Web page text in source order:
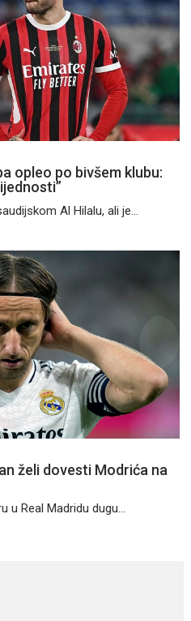
opleo po bivšem klubu:
Al Hilalu, ali je...
želi dovesti Modrića na
u Real Madridu dugu...